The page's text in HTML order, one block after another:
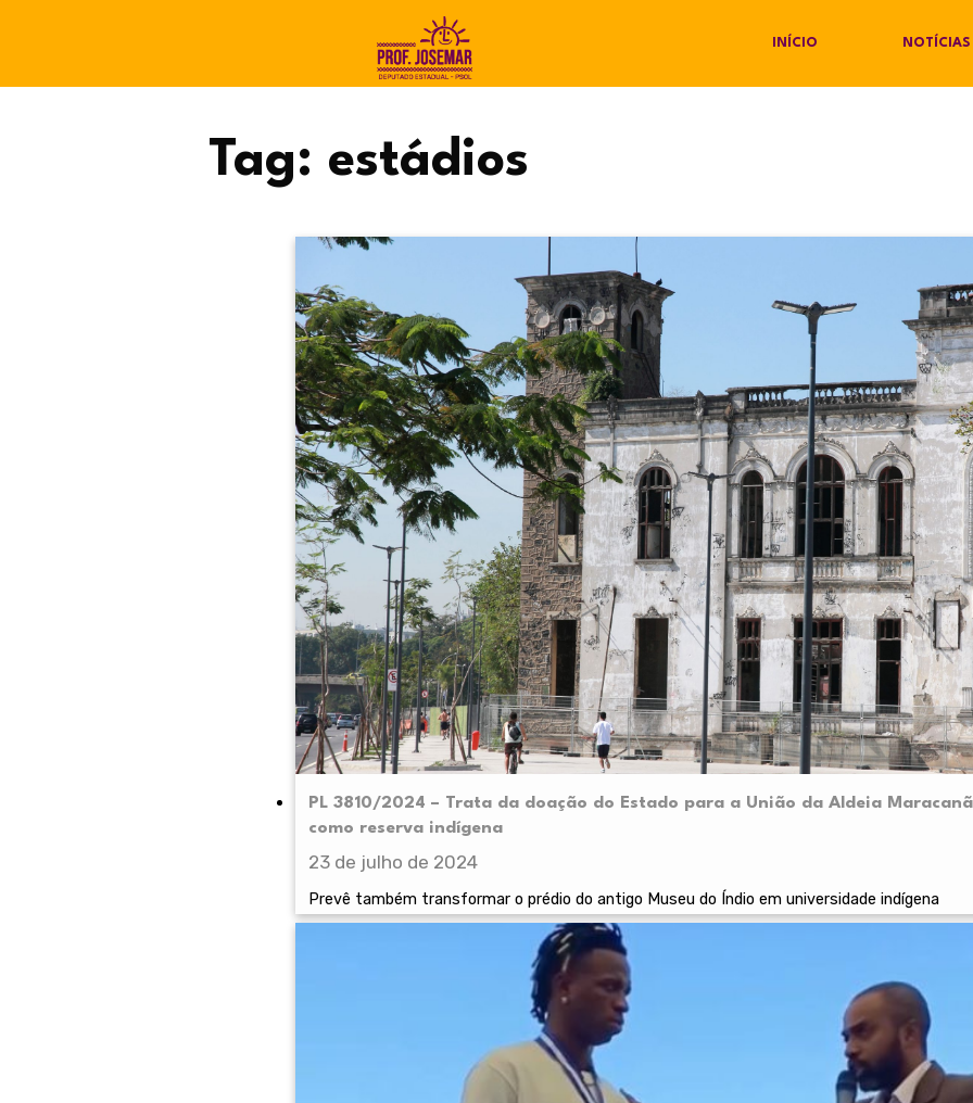
INÍCIO NOTÍCIAS
Tag: estádios
PL 3810/2024 – Trata da doação do Estado para a União da Aldeia
como reserva indígena
23 de julho de 2024
Prevê também transformar o prédio do antigo Museu do Índio em universidade indígena